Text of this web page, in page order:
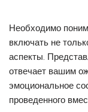
Необходимо
включать не
аспекты.
отвечает вашим
эмоциональное
проведенного